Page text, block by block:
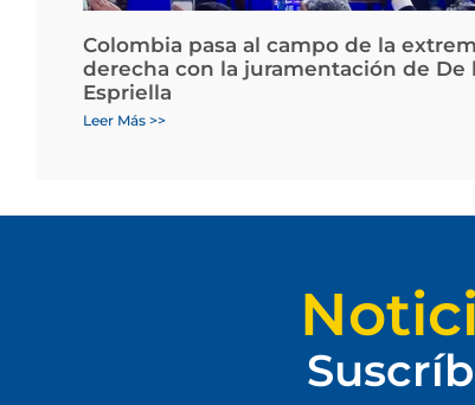
Colombia pasa al campo de la
derecha con la juramentación de De
Espriella
Leer Más >>